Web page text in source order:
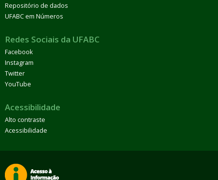
Repositório de dados
UFABC em Números
Redes Sociais da UFABC
Facebook
Instagram
Twitter
YouTube
Acessibilidade
Alto contraste
Acessibilidade